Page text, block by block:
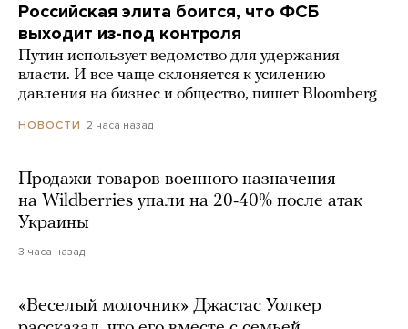
Российская элита боится, что ФСБ
выходит из-под контроля
Путин использует ведомство для удержания
власти. И все чаще склоняется к усилению
давления на бизнес и общество, пишет Bloomberg
НОВОСТИ 2 часа назад
Продажи товаров военного назначения
на Wildberries упали на 20-40% после атак
Украины
3 часа назад
«Веселый молочник» Джастас Уолкер